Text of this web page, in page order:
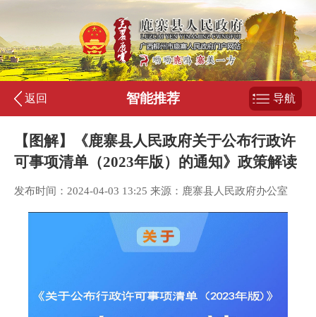
返回 智能推荐 导航
【图解】《鹿寨县人民政府关于公布行政许
可事项清单（2023年版）的通知》政策解读
发布时间：2024-04-03 13:25 来源：鹿寨县人民政府办公室